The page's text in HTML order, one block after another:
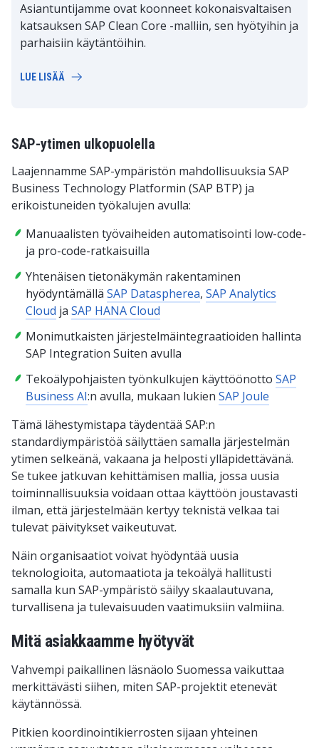
Asiantuntijamme ovat koonneet kokonaisvaltaisen
katsauksen SAP Clean Core -malliin, sen hyötyihin ja
parhaisiin käytäntöihin.
LUE LISÄÄ
SAP-ytimen ulkopuolella
Laajennamme SAP-ympäristön mahdollisuuksia SAP
Business Technology Platformin (SAP BTP) ja
erikoistuneiden työkalujen avulla:
Manuaalisten työvaiheiden automatisointi low-code-
ja pro-code-ratkaisuilla
Yhtenäisen tietonäkymän rakentaminen
hyödyntämällä SAP Dataspherea, SAP Analytics
Cloud ja SAP HANA Cloud
Monimutkaisten järjestelmäintegraatioiden hallinta
SAP Integration Suiten avulla
Tekoälypohjaisten työnkulkujen käyttöönotto SAP
Business AI:n avulla, mukaan lukien SAP Joule
Tämä lähestymistapa täydentää SAP:n
standardiympäristöä säilyttäen samalla järjestelmän
ytimen selkeänä, vakaana ja helposti ylläpidettävänä.
Se tukee jatkuvan kehittämisen mallia, jossa uusia
toiminnallisuuksia voidaan ottaa käyttöön joustavasti
ilman, että järjestelmään kertyy teknistä velkaa tai
tulevat päivitykset vaikeutuvat.
Näin organisaatiot voivat hyödyntää uusia
teknologioita, automaatiota ja tekoälyä hallitusti
samalla kun SAP-ympäristö säilyy skaalautuvana,
turvallisena ja tulevaisuuden vaatimuksiin valmiina.
Mitä asiakkaamme hyötyvät
Vahvempi paikallinen läsnäolo Suomessa vaikuttaa
merkittävästi siihen, miten SAP-projektit etenevät
käytännössä.
Pitkien koordinointikierrosten sijaan yhteinen